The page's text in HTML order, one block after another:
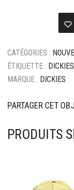
CATÉGORIES :
ÉTIQUETTE :
MARQUE : DICKIES
PARTAGER CET
PRODUITS